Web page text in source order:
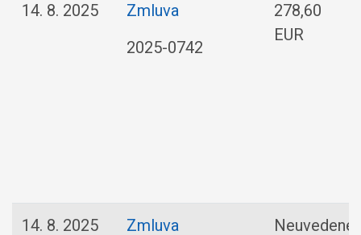
14. 8. 2025
Zmluva
2025-0742
278,60
EUR
14. 8. 2025
Zmluva
Neuvedené